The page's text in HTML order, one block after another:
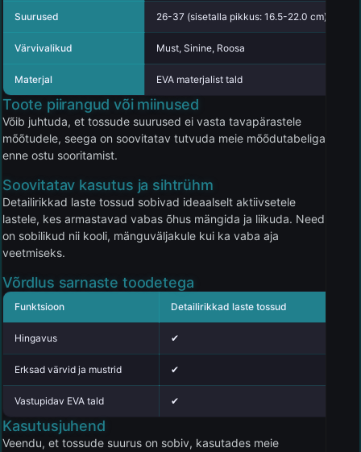
Suurused 26-37 (sisetalla pikkus: 16.5-22.0 cm)
Värvivalikud Must, Sinine, Roosa
Materjal EVA materjalist tald
Toote piirangud või miinused
Võib juhtuda, et tossude suurused ei vasta tavapärastele
mõõtudele, seega on soovitatav tutvuda meie mõõdutabeliga
enne ostu sooritamist.
Soovitatav kasutus ja sihtrühm
Detailirikkad laste tossud sobivad ideaalselt aktiivsetele
lastele, kes armastavad vabas õhus mängida ja liikuda. Need
on sobilikud nii kooli, mänguväljakule kui ka vaba aja
veetmiseks.
Võrdlus sarnaste toodetega
Funktsioon Detailirikkad laste tossud
Hingavus ✔
Erksad värvid ja mustrid ✔
Vastupidav EVA tald ✔
Kasutusjuhend
Veendu, et tossude suurus on sobiv, kasutades meie